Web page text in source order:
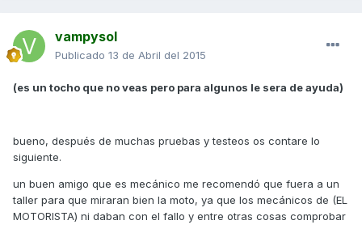
vampysol
Publicado 13 de Abril del 2015
(es un tocho que no veas pero para algunos le sera de ayuda)
bueno, después de muchas pruebas y testeos os contare lo
siguiente.
un buen amigo que es mecánico me recomendó que fuera a un
taller para que miraran bien la moto, ya que los mecánicos de (EL
MOTORISTA) ni daban con el fallo y entre otras cosas comprobar